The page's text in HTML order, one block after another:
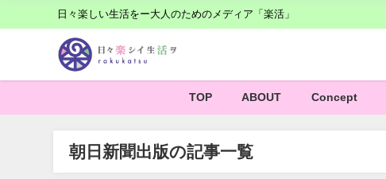
日々楽しい生活をー大人のためのメディア「楽活」
TOP ABOUT Concept
朝日新聞出版の記事一覧